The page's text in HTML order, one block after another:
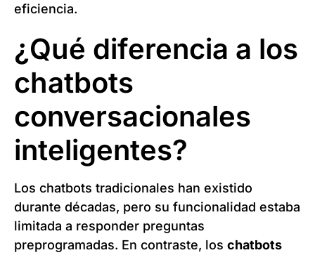
eficiencia.
¿Qué diferencia a los
chatbots
conversacionales
inteligentes?
Los chatbots tradicionales han existido
durante décadas, pero su funcionalidad estaba
limitada a responder preguntas
preprogramadas. En contraste, los chatbots